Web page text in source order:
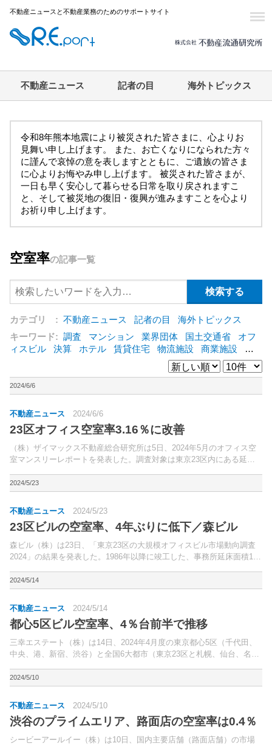
不動産ニュースと不動産業務のためのサポートサイト
不動産ニュース 記者の目 海外トピックス
令和8年熊本地震により被災された皆さまに、心よりお
見舞い申し上げます。 また、お亡くなりになられた方々
に謹んで哀悼の意を表しますとともに、ご遺族の皆さま
に心よりお悔やみ申し上げます。 被災された皆さまが、
一日も早く安心して暮らせる日常を取り戻されますこ
と、そして被災地の復旧・復興が進みますことを心より
お祈り申し上げます。
空室率の記事一覧
カテゴリ : 不動産ニュース 記者の目
海外トピックス
キーワード: 調査 マンション 業界団体 国土交通省
オフ
ィスビル
決算 ホテル 賃貸住宅 物流施設 商業施設
海
東急不動産 賃料
ア
野村不動産 ZEH [+]
2024/6/6
不動産ニュース 2024/6/6
23区オフィス空室率3.16％に改善
（株）ザイマックス不動産総合研究所は5日、2024年5月のオフィス空
室マンスリーレポートを発表した。調査対象は東京23区内にある延床
2024/5/23
不動産ニュース 2024/5/23
23区ビルの空室率、4年ぶりに低下／森ビル
森ビル（株）は23日、「東京23区の大規模オフィスビル市場動向調査
2024」の結果を発表した。1986年以降に竣工した、事務所延床面積1万
2024/5/14
不動産ニュース 2024/5/14
都心5区ビル空室率、4％台前半で推移
三幸エステート（株）は14日、2024年4月度の東京都心5区（千代田、
中央、港、新宿、渋谷）と全国6大都市（東京23区と札幌、仙台、名古
の賃貸オフィスビル）のマーケットデータを...
2024/5/10
不動産ニュース 2024/5/10
渋谷のプライムエリア、路面店の空室率は0.4％
シービーアールイー（株）は10日、国内主要店舗（路面店舗）の市場